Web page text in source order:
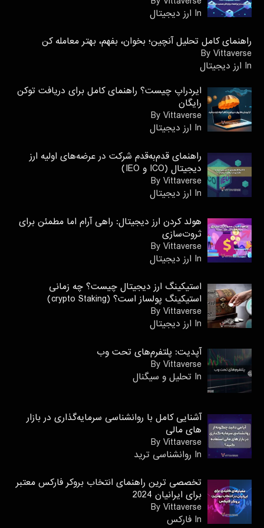
In ارز دیجیتال
راهنمای کامل تحلیل آنچین؛ بخوان، بفهم، بهتر معامله کن
By Vittaverse
In ارز دیجیتال
ایردراپ چیست؟ راهنمای کامل برای دریافت توکن
رایگان
By Vittaverse
In ارز دیجیتال
راهنمای قدم‌به‌قدم شرکت در عرضه‌های اولیه ارز
دیجیتال (ICO و IEO)
By Vittaverse
In ارز دیجیتال
هولد کردن ارز دیجیتال: راهی آرام اما مطمئن برای
ثروت‌سازی
By Vittaverse
In ارز دیجیتال
استیکینگ ارز دیجیتال چیست؟ چه زمانی
استیکینگ پولساز است؟ (crypto Staking)
By Vittaverse
In ارز دیجیتال
آپدیت: پلتفرم‌های تحت وب
By Vittaverse
In تحلیل و سیگنال
آشنایی کامل با روانشناسی سرمایه‌گذاری در بازار
های مالی
By Vittaverse
In روانشناسى ترید
تخصصی ترین راهنمای انتخاب بروکر فارکس معتبر
برای ایرانیان 2024
By Vittaverse
In فاركس